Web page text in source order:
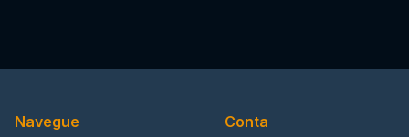
Navegue Conta